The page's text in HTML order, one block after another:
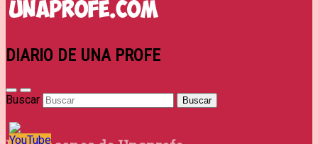
DIARIO DE UNA PROFE
Buscar